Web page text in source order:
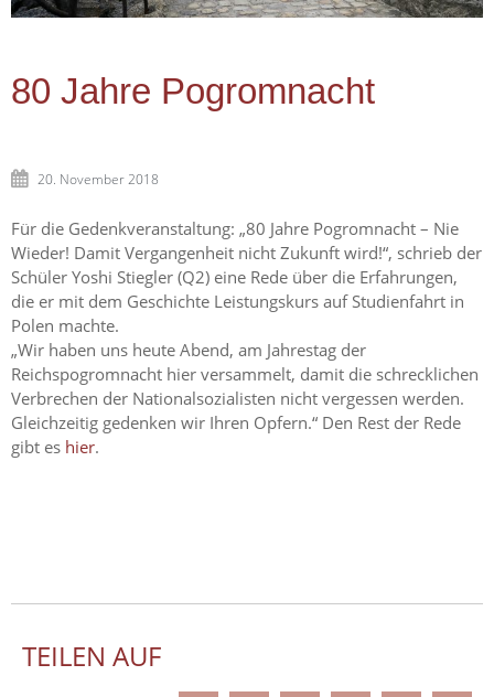
80 Jahre Pogromnacht
20. November 2018
Für die Gedenkveranstaltung: „80 Jahre Pogromnacht – Nie
Wieder! Damit Vergangenheit nicht Zukunft wird!“, schrieb der
Schüler Yoshi Stiegler (Q2) eine Rede über die Erfahrungen,
die er mit dem Geschichte Leistungskurs auf Studienfahrt in
Polen machte.
„Wir haben uns heute Abend, am Jahrestag der
Reichspogromnacht hier versammelt, damit die schrecklichen
Verbrechen der Nationalsozialisten nicht vergessen werden.
Gleichzeitig gedenken wir Ihren Opfern.“ Den Rest der Rede
gibt es hier.
TEILEN AUF